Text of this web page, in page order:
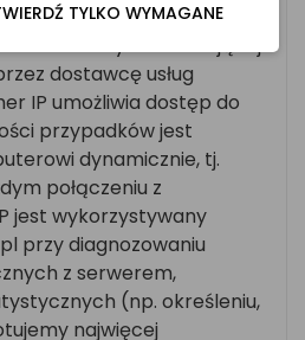
IP to numer
osoby odwiedzającej
dostawcę usług
IP umożliwia dostęp do
przypadków jest
dynamicznie, tj.
połączeniu z
jest wykorzystywany
przy diagnozowaniu
z serwerem,
(np. określeniu,
najwięcej
TYLKO WYMAGANE